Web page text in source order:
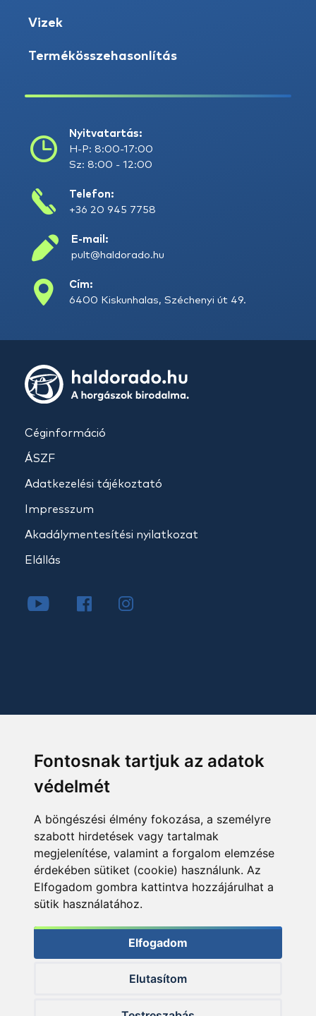
Fontosnak tartjuk az adatok
védelmét
A böngészési élmény fokozása, a személyre
szabott hirdetések vagy tartalmak
megjelenítése, valamint a forgalom elemzése
érdekében sütiket (cookie) használunk. Az
Elfogadom gombra kattintva hozzájárulhat a
sütik használatához.
Elfogadom
Elutasítom
Vizek
Termékösszehasonlítás
Nyitvatartás:
H-P: 8:00-17:00
Sz: 8:00 - 12:00
Telefon:
+36 20 945 7758
E-mail:
pult@haldorado.hu
Cím:
6400 Kiskunhalas, Széchenyi út 49.
Céginformáció
ÁSZF
Adatkezelési tájékoztató
Impresszum
Akadálymentesítési nyilatkozat
Elállás